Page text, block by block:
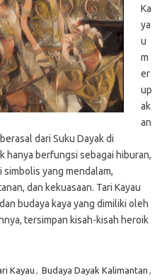
Ka
ya
u
m
er
up
ak
an
dari Suku Dayak di
hanya berfungsi sebagai hiburan,
yang mendalam,
dan kekuasaan. Tari Kayau
budaya kaya yang dimiliki oleh
tersimpan kisah-kisah heroik
Kayau , Budaya Dayak Kalimantan ,